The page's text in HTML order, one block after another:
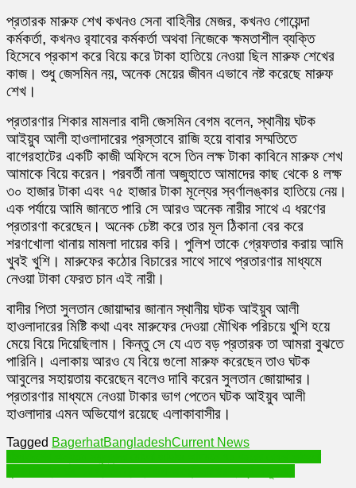
প্রতারক মারুফ শেখ কখনও সেনা বাহিনীর মেজর, কখনও গোয়েন্দা
কর্মকর্তা, কখনও র‌্যাবের কর্মকর্তা অথবা নিজেকে ক্ষমতাশীল ব্যক্তি
হিসেবে প্রকাশ করে বিয়ে করে টাকা হাতিয়ে নেওয়া ছিল মারুফ শেখের
কাজ। শুধু জেসমিন নয়, অনেক মেয়ের জীবন এভাবে নষ্ট করেছে মারুফ
শেখ।
প্রতারণার শিকার মামলার বাদী জেসমিন বেগম বলেন, স্থানীয় ঘটক
আইয়ুব আলী হাওলাদারের প্রস্তাবে রাজি হয়ে বাবার সম্মতিতে
বাগেরহাটের একটি কাজী অফিসে বসে তিন লক্ষ টাকা কাবিনে মারুফ শেখ
আমাকে বিয়ে করেন। পরবর্তী নানা অজুহাতে আমাদের কাছ থেকে ৪ লক্ষ
৩০ হাজার টাকা এবং ৭৫ হাজার টাকা মূল্যের স্বর্ণালঙ্কার হাতিয়ে নেয়।
এক পর্যায়ে আমি জানতে পারি সে আরও অনেক নারীর সাথে এ ধরণের
প্রতারণা করেছেন। অনেক চেষ্টা করে তার মূল ঠিকানা বের করে
শরণখোলা থানায় মামলা দায়ের করি। পুলিশ তাকে গ্রেফতার করায় আমি
খুবই খুশি। মারুফের কঠোর বিচারের সাথে সাথে প্রতারণার মাধ্যমে
নেওয়া টাকা ফেরত চান এই নারী।
বাদীর পিতা সুলতান জোয়াদ্দার জানান স্থানীয় ঘটক আইয়ুব আলী
হাওলাদারের মিষ্টি কথা এবং মারুফের দেওয়া মৌখিক পরিচয়ে খুশি হয়ে
মেয়ে বিয়ে দিয়েছিলাম। কিন্তু সে যে এত বড় প্রতারক তা আমরা বুঝতে
পারিনি। এলাকায় আরও যে বিয়ে গুলো মারুফ করেছেন তাও ঘটক
আবুলের সহায়তায় করেছেন বলেও দাবি করেন সুলতান জোয়াদ্দার।
প্রতারণার মাধ্যমে নেওয়া টাকার ভাগ পেতেন ঘটক আইয়ুব আলী
হাওলাদার এমন অভিযোগ রয়েছে এলাকাবাসীর।
Tagged BagerhatBangladeshCurrent News
Post
navigation